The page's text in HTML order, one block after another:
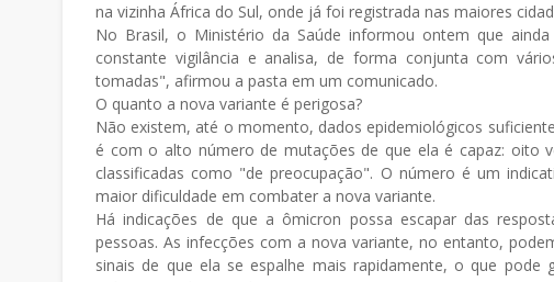
na vizinha África do Sul, onde já foi registrada nas maiores
No Brasil, o Ministério da Saúde informou ontem que
constante vigilância e analisa, de forma conjunta com
tomadas", afirmou a pasta em um comunicado.
O quanto a nova variante é perigosa?
Não existem, até o momento, dados epidemiológicos
é com o alto número de mutações de que ela é capaz: oito
classificadas como "de preocupação". O número é um
maior dificuldade em combater a nova variante.
Há indicações de que a ômicron possa escapar das
pessoas. As infecções com a nova variante, no entanto,
sinais de que ela se espalhe mais rapidamente, o que pode